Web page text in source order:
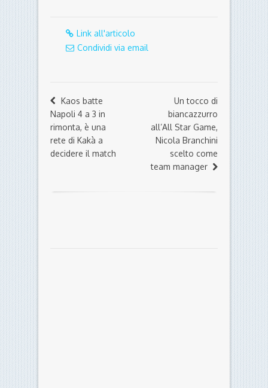
Link all'articolo
Condividi via email
Kaos batte
Napoli 4 a 3 in
rimonta, è una
rete di Kakà a
decidere il match
Un tocco di
biancazzurro
all’All Star Game,
Nicola Branchini
scelto come
team manager